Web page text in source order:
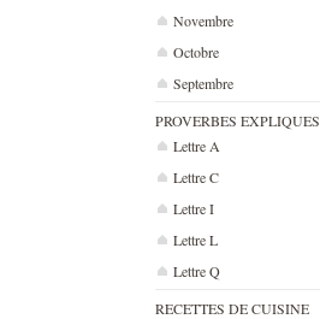
Novembre
Octobre
Septembre
PROVERBES EXPLIQUES
Lettre A
Lettre C
Lettre I
Lettre L
Lettre Q
RECETTES DE CUISINE